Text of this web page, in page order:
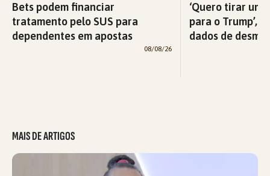
Bets podem financiar
tratamento pelo SUS para
dependentes em apostas
08/08/26
‘Quero tirar
para o Trump’,
dados de
MAIS DE ARTIGOS